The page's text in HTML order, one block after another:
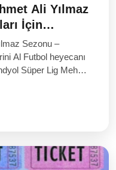
Ali Yılmaz
İçin
Sezonu –
Süper Lig Mehmet